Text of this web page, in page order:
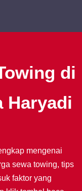
di
Haryadi
mengenai
sewa towing, tips
faktor yang